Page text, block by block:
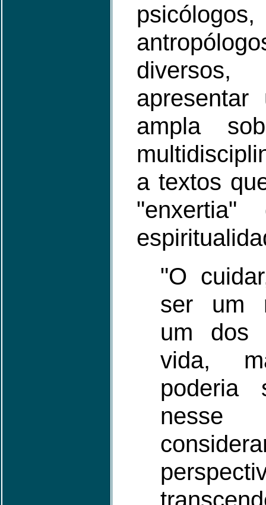
apresentar
ampla
a textos
"O
ser um
um dos
vida,
poderia
nesse